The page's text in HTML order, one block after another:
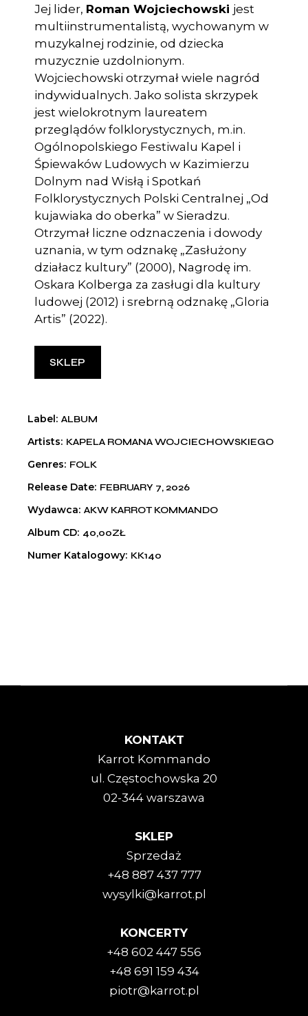
Jej lider, Roman Wojciechowski jest
multiinstrumentalistą, wychowanym w
muzykalnej rodzinie, od dziecka
muzycznie uzdolnionym.
Wojciechowski otrzymał wiele nagród
indywidualnych. Jako solista skrzypek
jest wielokrotnym laureatem
przeglądów folklorystycznych, m.in.
Ogólnopolskiego Festiwalu Kapel i
Śpiewaków Ludowych w Kazimierzu
Dolnym nad Wisłą i Spotkań
Folklorystycznych Polski Centralnej „Od
kujawiaka do oberka” w Sieradzu.
Otrzymał liczne odznaczenia i dowody
uznania, w tym odznakę „Zasłużony
działacz kultury” (2000), Nagrodę im.
Oskara Kolberga za zasługi dla kultury
ludowej (2012) i srebrną odznakę „Gloria
Artis” (2022).
SKLEP
Label ALBUM
Artists KAPELA ROMANA WOJCIECHOWSKIEGO
Genres FOLK
Release Date FEBRUARY 7, 2026
Wydawca AKW KARROT KOMMANDO
Album CD 40,00ZŁ
Numer Katalogowy KK140
KONTAKT
Karrot Kommando
ul. Częstochowska 20
02-344 warszawa
SKLEP
Sprzedaż
+48 887 437 777
wysylki@karrot.pl
KONCERTY
+48 602 447 556
+48 691 159 434
piotr@karrot.pl